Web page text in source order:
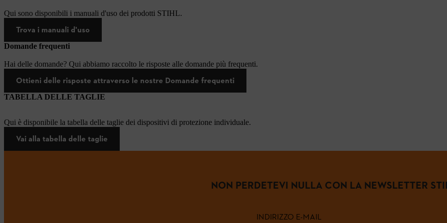
Qui sono disponibili i manuali d'uso dei prodotti STIHL.
Trova i manuali d'uso
Domande frequenti
Hai delle domande? Qui abbiamo raccolto le risposte alle domande più frequenti.
Ottieni delle risposte attraverso le nostre Domande frequenti
TABELLA DELLE TAGLIE
Qui è disponibile la tabella delle taglie dei dispositivi di protezione individuale.
Vai alla tabella delle taglie
NON PERDETEVI NULLA CON LA NEWSLETTER
INDIRIZZO E-MAIL